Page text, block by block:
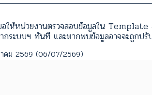
ให้หน่วยงานตรวจสอบข้อมูลใน
กระบบฯ ทันที และหากพบข้อมูลอาจจะถูกป
คม 2569 (06/07/2569)